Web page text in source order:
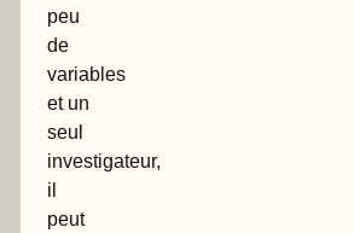
peu
de
variables
et un
seul
investigateur,
il
peut